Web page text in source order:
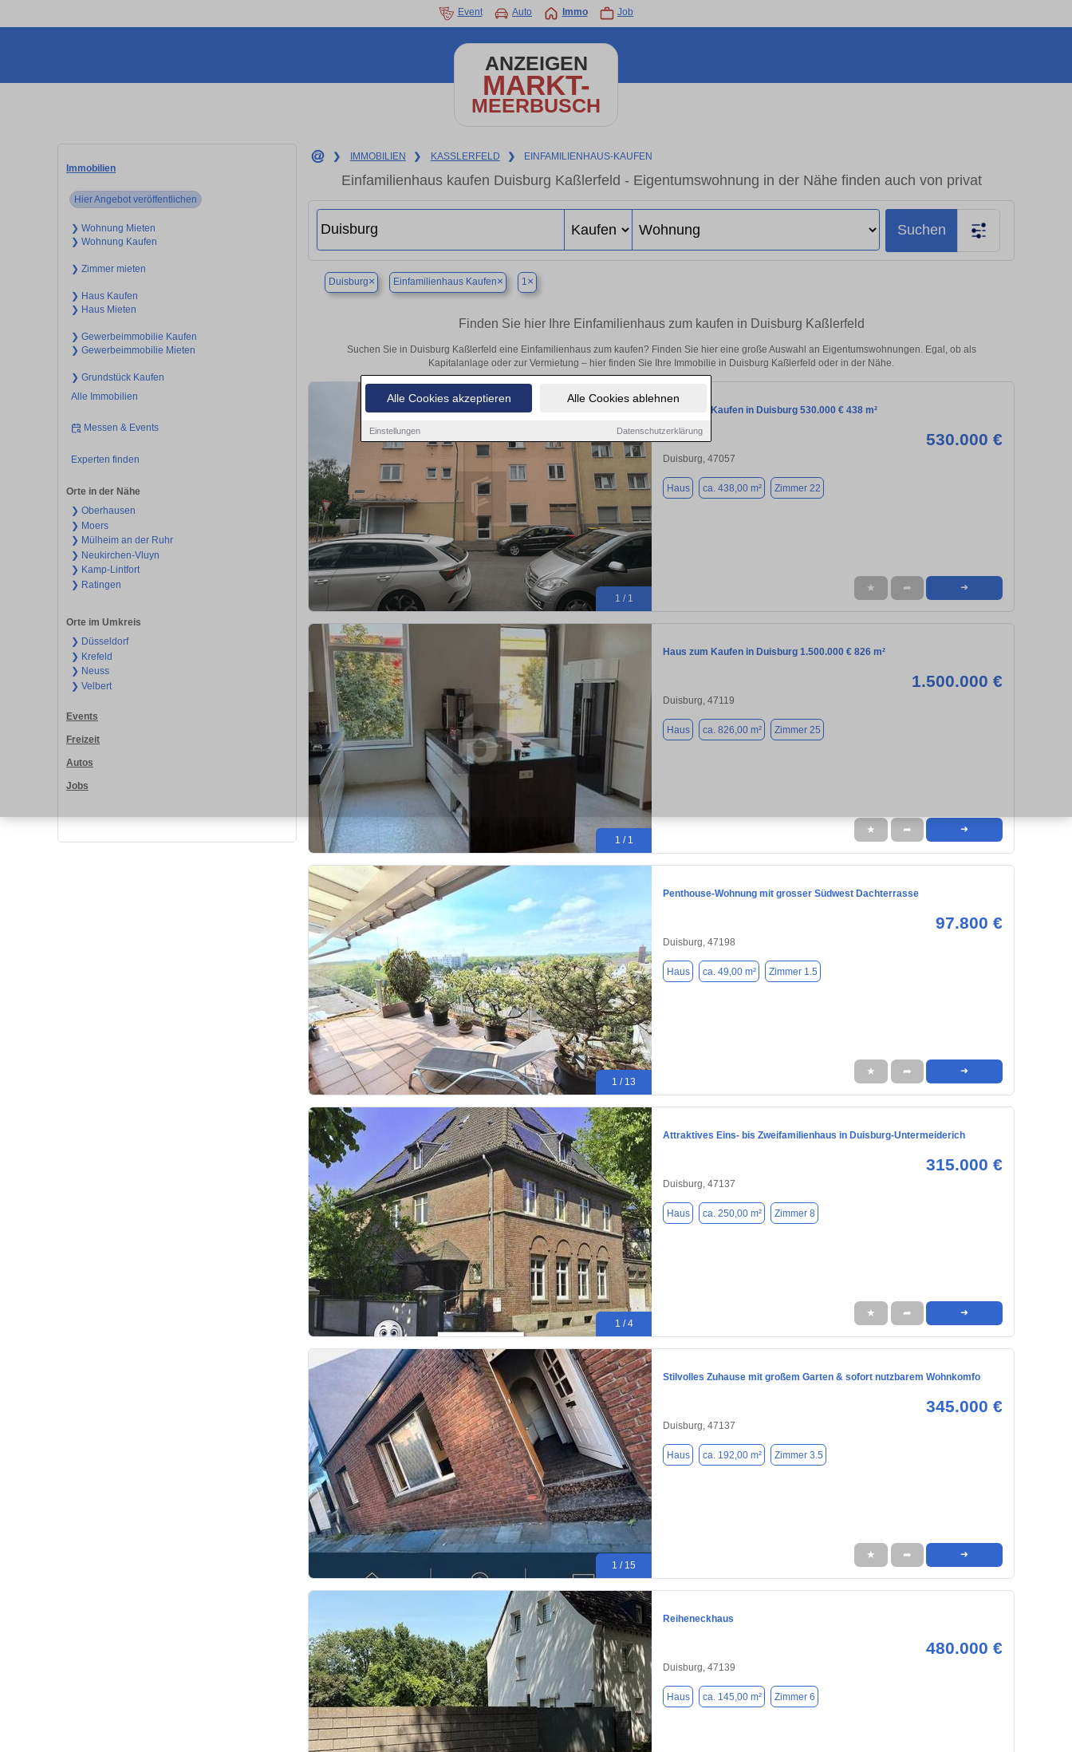
Alle Cookies akzeptieren Alle Cookies ablehnen
Einstellungen Datenschutzerklärung
Event Auto Immo Job
ANZEIGEN
MARKT-
MEERBUSCH
Immobilien
Hier Angebot veröffentlichen
❯ Wohnung Mieten
❯ Wohnung Kaufen
❯ Zimmer mieten
❯ Haus Kaufen
❯ Haus Mieten
❯ Gewerbeimmobilie Kaufen
❯ Gewerbeimmobilie Mieten
❯ Grundstück Kaufen
Alle Immobilien
Messen & Events
Experten finden
Orte in der Nähe
❯ Oberhausen
❯ Moers
❯ Mülheim an der Ruhr
❯ Neukirchen-Vluyn
❯ Kamp-Lintfort
❯ Ratingen
Orte im Umkreis
❯ Düsseldorf
❯ Krefeld
❯ Neuss
❯ Velbert
Events
Freizeit
Autos
Jobs
❯ IMMOBILIEN ❯ KASSLERFELD ❯ EINFAMILIENHAUS-KAUFEN
Einfamilienhaus kaufen Duisburg Kaßlerfeld - Eigentumswohnung in der Nähe finden auch von privat
Suchen
Duisburg× Einfamilienhaus Kaufen× 1×
Finden Sie hier Ihre Einfamilienhaus zum kaufen in Duisburg Kaßlerfeld
Suchen Sie in Duisburg Kaßlerfeld eine Einfamilienhaus zum kaufen? Finden Sie hier eine große Auswahl an Eigentumswohnungen. Egal, ob als
Kapitalanlage oder zur Vermietung – hier finden Sie Ihre Immobilie in Duisburg Kaßlerfeld oder in der Nähe.
1 / 1
Haus zum Kaufen in Duisburg 530.000 € 438 m²
530.000 €
Duisburg, 47057
Haus ca. 438,00 m² Zimmer 22
★ ➦ ➜
1 / 1
Haus zum Kaufen in Duisburg 1.500.000 € 826 m²
1.500.000 €
Duisburg, 47119
Haus ca. 826,00 m² Zimmer 25
★ ➦ ➜
1 / 13
Penthouse-Wohnung mit grosser Südwest Dachterrasse
97.800 €
Duisburg, 47198
Haus ca. 49,00 m² Zimmer 1.5
★ ➦ ➜
1 / 4
Attraktives Eins- bis Zweifamilienhaus in Duisburg-Untermeiderich
315.000 €
Duisburg, 47137
Haus ca. 250,00 m² Zimmer 8
★ ➦ ➜
1 / 15
Stilvolles Zuhause mit großem Garten & sofort nutzbarem Wohnkomfo
345.000 €
Duisburg, 47137
Haus ca. 192,00 m² Zimmer 3.5
★ ➦ ➜
Reiheneckhaus
480.000 €
Duisburg, 47139
Haus ca. 145,00 m² Zimmer 6